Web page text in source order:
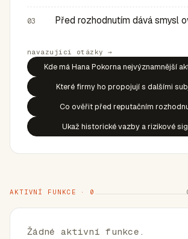
03
navazující otázky →
Kde má Hana Pokorna nejvýznamnější
Které firmy ho propojují s dalšími
Co ověřit před reputačním
Ukaž historické vazby a rizikové
AKTIVNÍ FUNKCE · 0
Žádné aktivní funkce.